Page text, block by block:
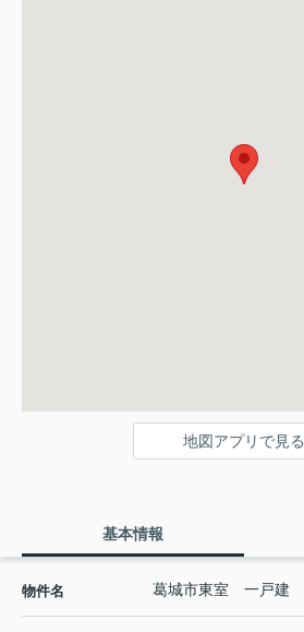
地図アプリで見る
基本情報
物件名 葛城市東室 一戸建